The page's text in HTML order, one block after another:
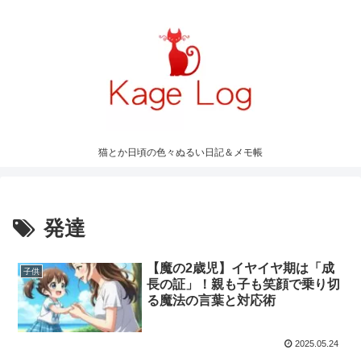
猫とか日頃の色々ぬるい日記＆メモ帳
発達
子供
【魔の2歳児】イヤイヤ期は「成
長の証」！親も子も笑顔で乗り切
る魔法の言葉と対応術
2025.05.24